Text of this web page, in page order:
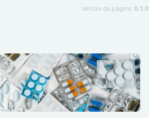
Versão da página: 0.1.0